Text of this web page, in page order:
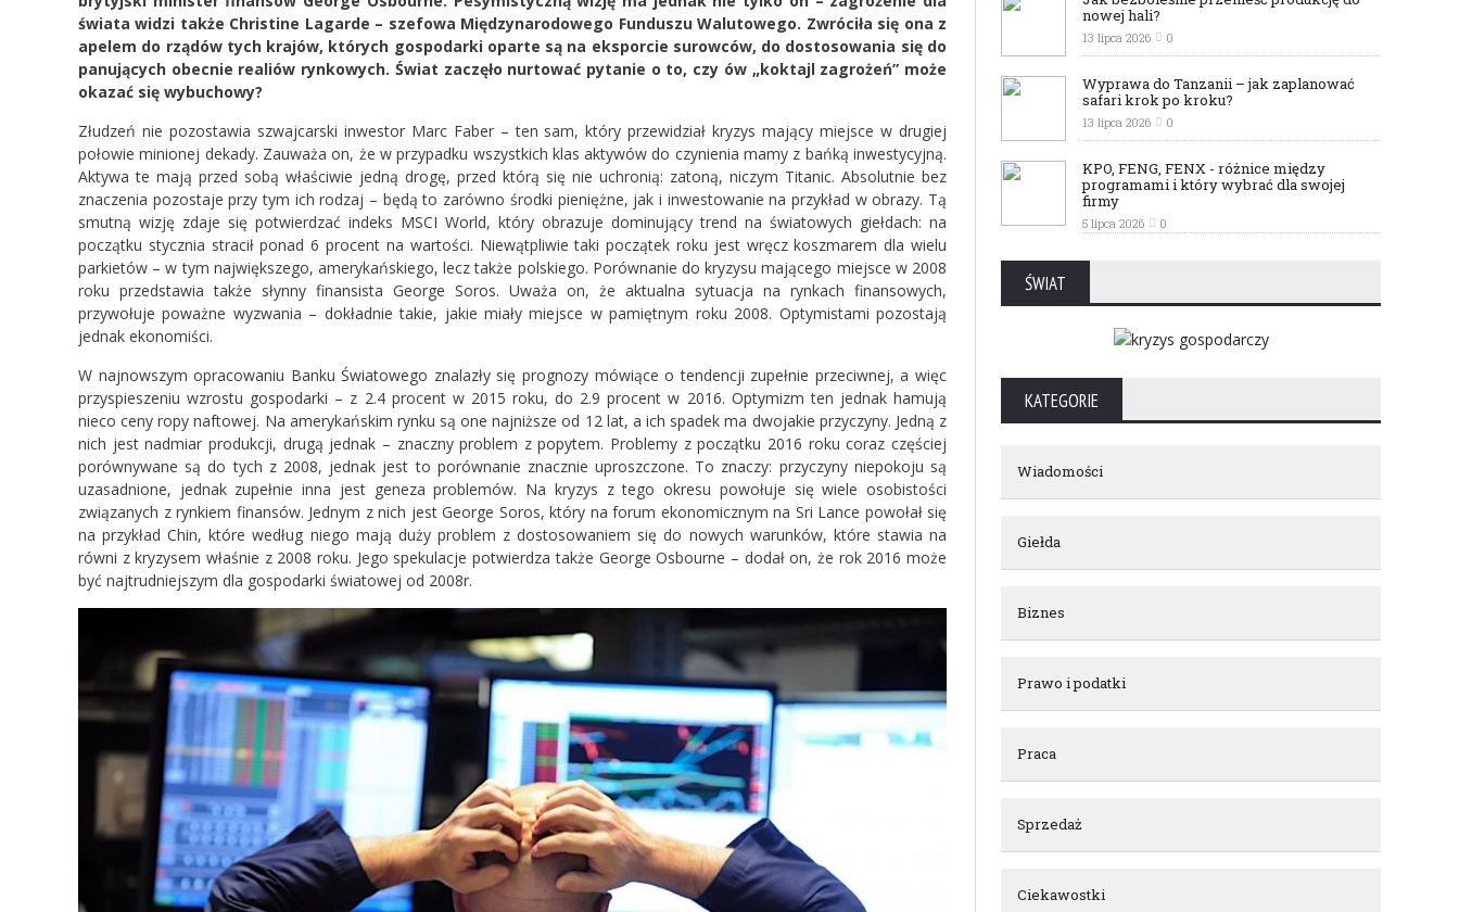
świata widzi także Christine Lagarde – szefowa Międzynarodowego Funduszu Walutowego. Zwróciła się ona z
apelem do rządów tych krajów, których gospodarki oparte są na eksporcie surowców, do dostosowania się do
panujących obecnie realiów rynkowych. Świat zaczęło nurtować pytanie o to, czy ów „koktajl zagrożeń” może
okazać się wybuchowy?
Złudzeń nie pozostawia szwajcarski inwestor Marc Faber – ten sam, który przewidział kryzys mający miejsce w drugiej
połowie minionej dekady. Zauważa on, że w przypadku wszystkich klas aktywów do czynienia mamy z bańką inwestycyjną.
Aktywa te mają przed sobą właściwie jedną drogę, przed którą się nie uchronią: zatoną, niczym Titanic. Absolutnie bez
znaczenia pozostaje przy tym ich rodzaj – będą to zarówno środki pieniężne, jak i inwestowanie na przykład w obrazy. Tą
smutną wizję zdaje się potwierdzać indeks MSCI World, który obrazuje dominujący trend na światowych giełdach: na
początku stycznia stracił ponad 6 procent na wartości. Niewątpliwie taki początek roku jest wręcz koszmarem dla wielu
parkietów – w tym największego, amerykańskiego, lecz także polskiego. Porównanie do kryzysu mającego miejsce w 2008
roku przedstawia także słynny finansista George Soros. Uważa on, że aktualna sytuacja na rynkach finansowych,
przywołuje poważne wyzwania – dokładnie takie, jakie miały miejsce w pamiętnym roku 2008. Optymistami pozostają
jednak ekonomiści.
W najnowszym opracowaniu Banku Światowego znalazły się prognozy mówiące o tendencji zupełnie przeciwnej, a więc
przyspieszeniu wzrostu gospodarki – z 2.4 procent w 2015 roku, do 2.9 procent w 2016. Optymizm ten jednak hamują
nieco ceny ropy naftowej. Na amerykańskim rynku są one najniższe od 12 lat, a ich spadek ma dwojakie przyczyny. Jedną z
nich jest nadmiar produkcji, drugą jednak – znaczny problem z popytem. Problemy z początku 2016 roku coraz częściej
porównywane są do tych z 2008, jednak jest to porównanie znacznie uproszczone. To znaczy: przyczyny niepokoju są
uzasadnione, jednak zupełnie inna jest geneza problemów. Na kryzys z tego okresu powołuje się wiele osobistości
związanych z rynkiem finansów. Jednym z nich jest George Soros, który na forum ekonomicznym na Sri Lance powołał się
na przykład Chin, które według niego mają duży problem z dostosowaniem się do nowych warunków, które stawia na
równi z kryzysem właśnie z 2008 roku. Jego spekulacje potwierdza także George Osbourne – dodał on, że rok 2016 może
być najtrudniejszym dla gospodarki światowej od 2008r.
nowej hali?
13 lipca 2026 0
Wyprawa do Tanzanii – jak zaplanować
safari krok po kroku?
13 lipca 2026 0
KPO, FENG, FENX - różnice między
programami i który wybrać dla swojej
firmy
5 lipca 2026 0
ŚWIAT
KATEGORIE
Wiadomości
Giełda
Biznes
Prawo i podatki
Praca
Sprzedaż
Ciekawostki